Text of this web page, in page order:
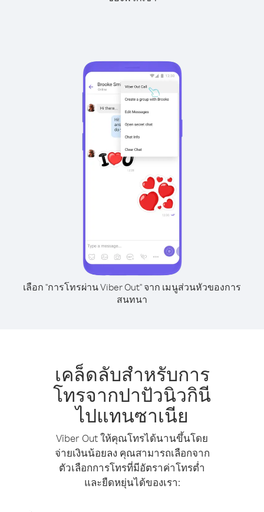
เลือก "การโทรผ่าน Viber Out" จาก เมนูส่วนหัวของการ
สนทนา
เคล็ดลับสำหรับการ
โทรจากปาปัวนิวกินี
ไปแทนซาเนีย
Viber Out ให้คุณโทรได้นานขึ้นโดย
จ่ายเงินน้อยลง คุณสามารถเลือกจาก
ตัวเลือกการโทรที่มีอัตราค่าโทรต่ำ
และยืดหยุ่นได้ของเรา: